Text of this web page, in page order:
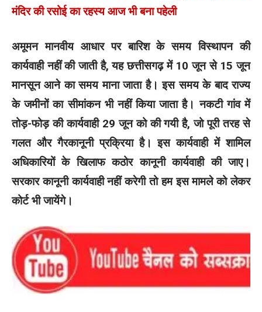
मंदिर की रसोई का रहस्य आज भी बना पहेली
अमूमन मानवीय आधार पर बारिश के समय विस्थापन की
कार्यवाही नहीं की जाती है, यह छत्तीसगढ़ में 10 जून से 15 जून
मानसून आने का समय माना जाता है। इस समय के बाद राज्य
के जमीनों का सीमांकन भी नहीं किया जाता है। नकटी गांव में
तोड़-फोड़ की कार्यवाही 29 जून को की गयी है, जो पूरी तरह से
गलत और गैरकानूनी प्रक्रिया है। इस कार्यवाही में शामिल
अधिकारियों के खिलाफ कठोर कानूनी कार्यवाही की जाए।
सरकार कानूनी कार्यवाही नहीं करेगी तो हम इस मामले को लेकर
कोर्ट भी जायेंगे।